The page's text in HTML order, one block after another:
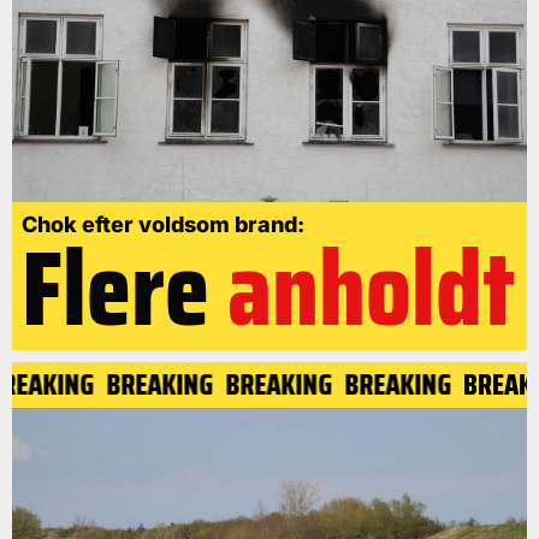
Chok efter voldsom brand:
Flereanholdt
BREAKING BREAKING BREAKING